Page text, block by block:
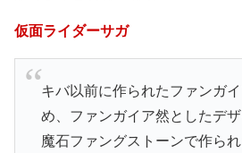
仮面ライダーサガ
キバ以前に作られたファンガ
め、ファンガイア然としたデザ
魔石ファングストーンで作ら